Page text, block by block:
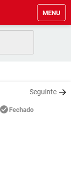
MENU
Seguinte
Fechado